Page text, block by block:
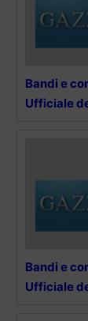
Bandi e
Ufficiale
Bandi e
Ufficiale